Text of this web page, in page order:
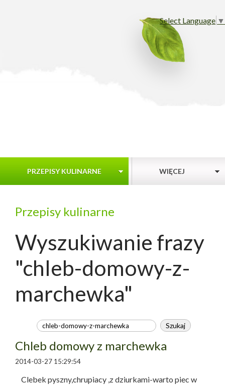
Select Language ▼
PRZEPISY KULINARNE WIĘCEJ
Przepisy kulinarne
Wyszukiwanie frazy
"chleb-domowy-z-
marchewka"
Chleb domowy z marchewka
2014-03-27 15:29:54
Clebek pyszny,chrupiacy ,z dziurkami-warto piec w